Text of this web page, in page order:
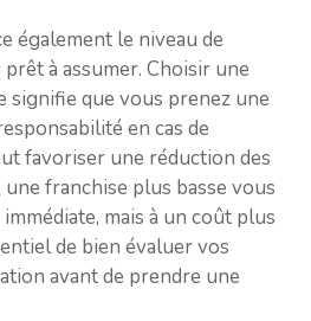
également le niveau de
à assumer. Choisir une
signifie que vous prenez une
en cas de
favoriser une réduction des
une franchise plus basse vous
mais à un coût plus
de bien évaluer vos
avant de prendre une